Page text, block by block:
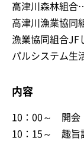
高津川森林組合
高津川漁業協同
漁業協同組合JF
パルシステム生
内容
10：00～ 開会
10：15～ 趣旨